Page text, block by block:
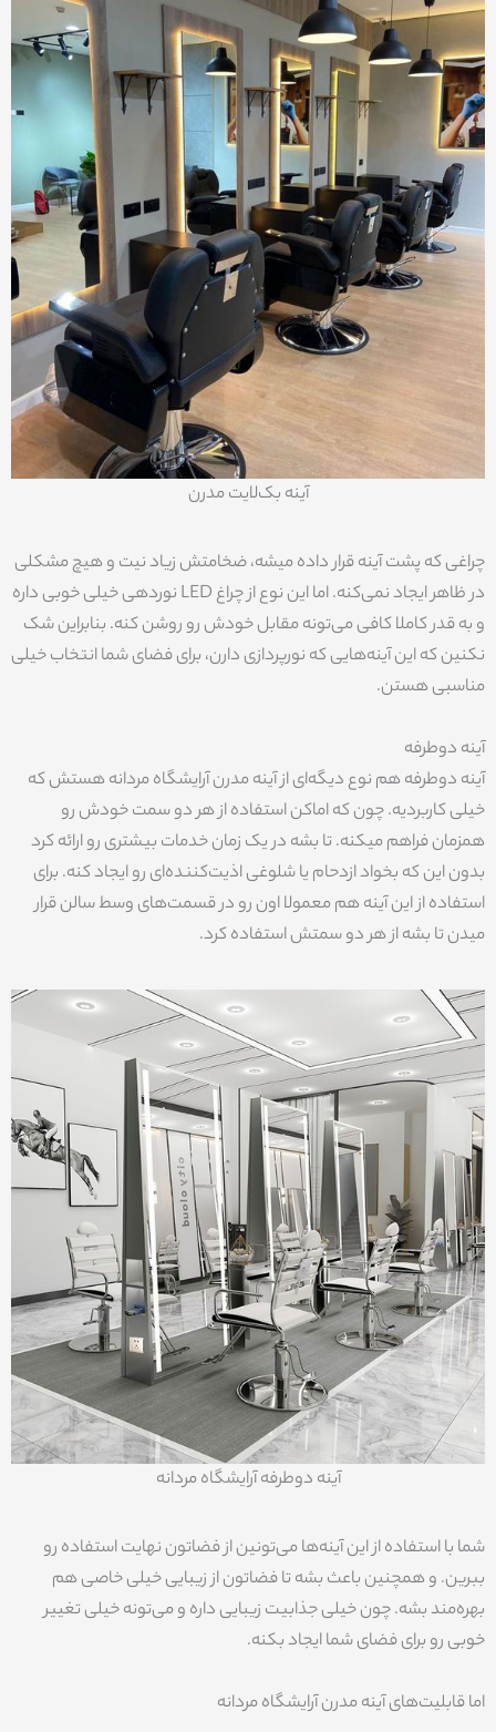
آینه بک‌لایت مدرن
چراغی که پشت آینه قرار داده میشه، ضخامتش زیاد نیت و هیچ مشکلی
در ظاهر ایجاد نمی‌کنه. اما این نوع از چراغ LED نوردهی خیلی خوبی داره
و به قدر کاملا کافی می‌تونه مقابل خودش رو روشن کنه. بنابراین شک
نکنین که این آینه‌هایی که نورپردازی دارن، برای فضای شما انتخاب خیلی
مناسبی هستن.
آینه دوطرفه
آینه دوطرفه هم نوع دیگه‌ای از آینه مدرن آرایشگاه مردانه هستش که
خیلی کاربردیه. چون که اماکن استفاده از هر دو سمت خودش رو
همزمان فراهم میکنه. تا بشه در یک زمان خدمات بیشتری رو ارائه کرد
بدون این که بخواد ازدحام یا شلوغی اذیت‌کننده‌ای رو ایجاد کنه. برای
استفاده از این آینه هم معمولا اون رو در قسمت‌های وسط سالن قرار
میدن تا بشه از هر دو سمتش استفاده کرد.
آینه دوطرفه آرایشگاه مردانه
شما با استفاده از این آینه‌ها می‌تونین از فضاتون نهایت استفاده رو
ببرین. و همچنین باعث بشه تا فضاتون از زیبایی خیلی خاصی هم
بهره‌مند بشه. چون خیلی جذابیت زیبایی داره و می‌تونه خیلی تغییر
خوبی رو برای فضای شما ایجاد بکنه.
اما قابلیت‌های آینه مدرن آرایشگاه مردانه